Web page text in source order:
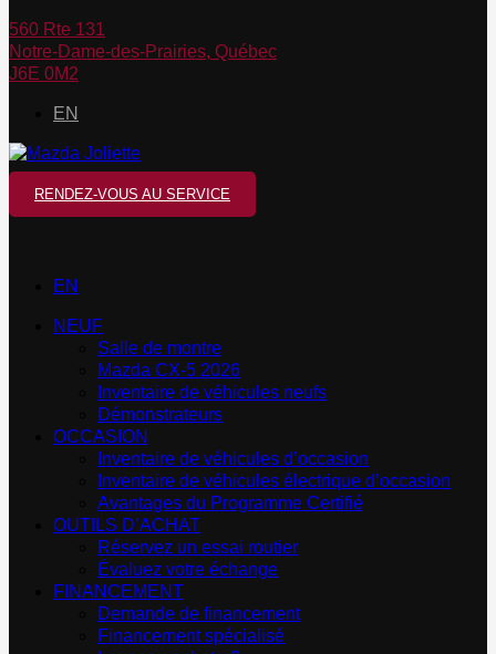
560 Rte 131
Notre-Dame-des-Prairies, Québec
J6E 0M2
EN
RENDEZ-VOUS AU SERVICE
EN
NEUF
Salle de montre
Mazda CX-5 2026
Inventaire de véhicules neufs
Démonstrateurs
OCCASION
Inventaire de véhicules d’occasion
Inventaire de véhicules électrique d’occasion
Avantages du Programme Certifié
OUTILS D’ACHAT
Réservez un essai routier
Évaluez votre échange
FINANCEMENT
Demande de financement
Financement spécialisé